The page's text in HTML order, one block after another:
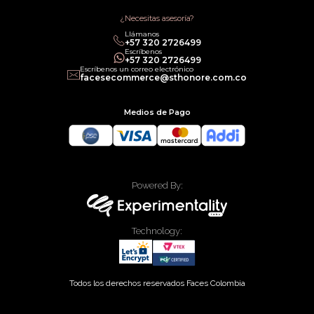
Política legal de Gift Cards¿Necesitas asesoría?
Llámanos
‎+57 320 2726499
Escríbenos
‎+57 320 2726499
Escríbenos un correo electrónico
facesecommerce@sthonore.com.co
Medios de Pago
Powered By:
Technology:
Todos los derechos reservados Faces Colombia